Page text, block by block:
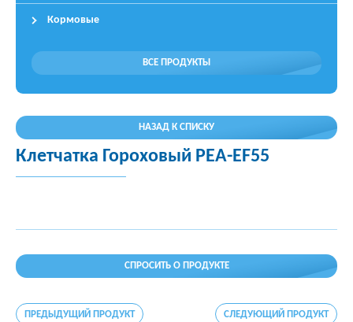
Кормовые
ВСЕ ПРОДУКТЫ
НАЗАД К СПИСКУ
Клетчатка Гороховый PEA-EF55
СПРОСИТЬ О ПРОДУКТЕ
ПРЕДЫДУЩИЙ ПРОДУКТ СЛЕДУЮЩИЙ ПРОДУКТ